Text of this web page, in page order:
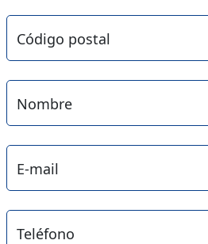
Código postal
Nombre
E-mail
Teléfono